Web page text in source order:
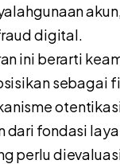
digital.
ini berarti
sebagai
dari fondasi
perlu